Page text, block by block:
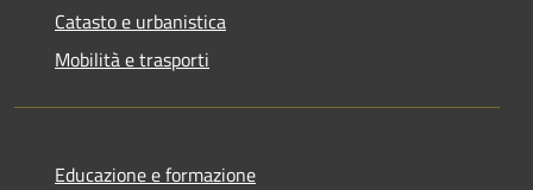
Catasto e urbanistica
Mobilità e trasporti
Educazione e formazione